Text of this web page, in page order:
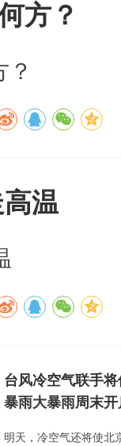
方？
？
温
台风冷空气联手
暴雨大暴雨周末开
明天，冷空气还将使北